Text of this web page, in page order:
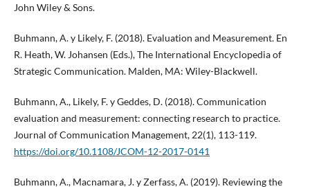
John Wiley & Sons.
Buhmann, A. y Likely, F. (2018). Evaluation and Measurement. En
R. Heath, W. Johansen (Eds.), The International Encyclopedia of
Strategic Communication. Malden, MA: Wiley-Blackwell.
Buhmann, A., Likely, F. y Geddes, D. (2018). Communication
evaluation and measurement: connecting research to practice.
Journal of Communication Management, 22(1), 113-119.
https://doi.org/10.1108/JCOM-12-2017-0141
Buhmann, A., Macnamara, J. y Zerfass, A. (2019). Reviewing the